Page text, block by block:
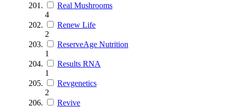
Real Mushrooms
4
Renew Life
2
ReserveAge Nutrition
1
Results RNA
1
Revgenetics
2
Revive